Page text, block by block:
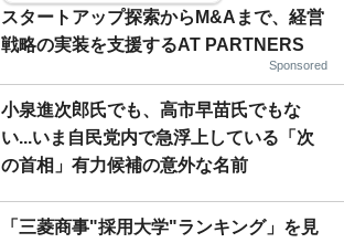
スタートアップ探索からM&Aまで、経営
戦略の実装を支援するAT PARTNERS
Sponsored
小泉進次郎氏でも、高市早苗氏でもな
い...いま自民党内で急浮上している「次
の首相」有力候補の意外な名前
「三菱商事"採用大学"ランキング」を見